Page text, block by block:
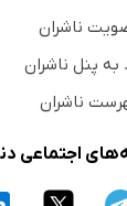
ناشران
به پنل ناشران
ناشران
اجتماعی